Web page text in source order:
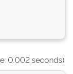
0.002 seconds).